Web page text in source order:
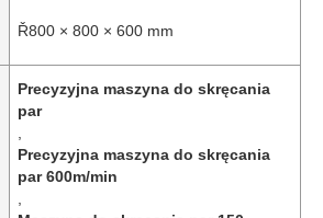
Ř800 × 800 × 600 mm
Precyzyjna maszyna do skręcania
par
Precyzyjna maszyna do skręcania
par 600m/min